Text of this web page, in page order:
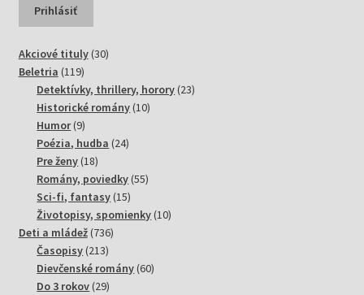
Akciové tituly 3030
Beletria 119119
produktov
Detektívky, thrillery, horory 2323
Historické romány 1010
Humor 99
produktov
Poézia, hudba 2424
Pre ženy 1818
produktov
Romány, poviedky 5555
Sci-fi, fantasy 1515
produktov
Životopisy, spomienky 1010
Deti a mládež 736736
Časopisy 213213
produktov
Dievčenské romány 6060
Do 3 rokov 2929